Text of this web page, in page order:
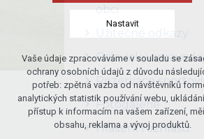
obci
Oslavický
Rezervace
Fotogalerie
Hlášení rozhlasu
Nastavit
Technická cookies
nutná pro provozování webu
udržení kontextu stránek (session):
případná přihlášení, volby jazyka,
Volitelná cookies
Vaše údaje zpracováváme v souladu se
ochrany osobních údajů z důvodu
potřeb: zpětná vazba od návštěvníků
analytických statistik používání webu,
přístup k informacím na vašem zařízení,
obsahu, reklama a vývoj produktů.